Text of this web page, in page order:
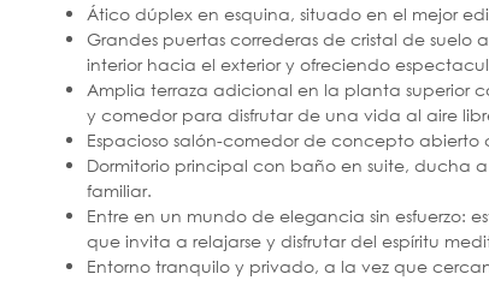
Ático dúplex en esquina, situado en el mejor
Grandes puertas correderas de cristal de
interior hacia el exterior y ofreciendo
Amplia terraza adicional en la planta superior
y comedor para disfrutar de una vida al aire
Espacioso salón-comedor de concepto
Dormitorio principal con baño en suite, ducha
familiar.
Entre en un mundo de elegancia sin
que invita a relajarse y disfrutar del espíritu
Entorno tranquilo y privado, a la vez que